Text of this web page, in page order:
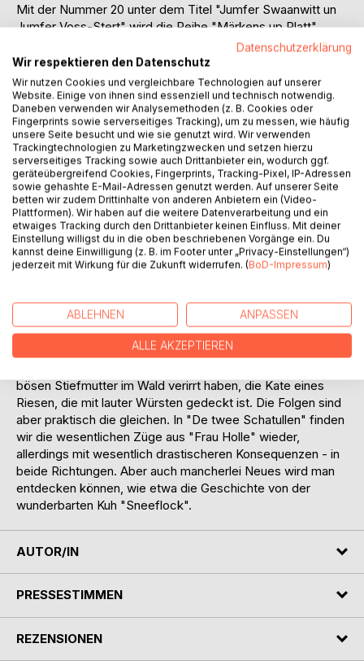
Mit der Nummer 20 unter dem Titel "Jumfer Swaanwitt un
Jumfer Voss-Stert" wird die Reihe "Märkens up Platt"
abgeschlossen, die damit insgesamt 444 Märchen
unterschiedlichster Provenienz umfasst. Dieser letzte Band
enthält ausschließlich schwedische Märchenstoffe, die
überwiegend aus der Sammlung von Gunnar Olof Hyltén-
Cavallius (1818-1889) und George Stephens (1813-1895)
und der Sammlung von Eva Wigström (1832-1901) stammen
und den schwedischen Originaltexten nacherzählt wurden.
Hyltén-Cavallius und der gebürtige Engländer Stephens
waren gewissermaßen die "Brüder Grimm Schwedens",
wobei der Schwede als Muttersprachler naturgemäß für
die Texte zuständig war, Stephens dagegen für
wissenschaftliche Anmerkungen und Kommentare.
Wigström, gebürtig aus Schonen, sammelte in ihrer Heimat.
Wer sich in Märchen ein wenig auskennt, wird mancherlei
vielfältigen und interessanten neuen Kombinationen. In "De
Prinzessin in'e Kaat" erkennen wir unschwer die
Geschichte vom König Drosselbart wieder. Geraten Hänsel
und Gretel an das Pfefferkuchenhaus einer Hexe, so finden
bösen Stiefmutter im Wald verirrt haben, die Kate eines
Riesen, die mit lauter Würsten gedeckt ist. Die Folgen sind
aber praktisch die gleichen. In "De twee Schatullen" finden
wir die wesentlichen Züge aus "Frau Holle" wieder,
allerdings mit wesentlich drastischeren Konsequenzen - in
beide Richtungen. Aber auch mancherlei Neues wird man
entdecken können, wie etwa die Geschichte von der
wunderbarten Kuh "Sneeflock".
AUTOR/IN
PRESSESTIMMEN
REZENSIONEN
Datenschutzerklärung
Wir respektieren den Datenschutz
Wir nutzen Cookies und vergleichbare Technologien auf unserer
Website. Einige von ihnen sind essenziell und technisch notwendig.
Daneben verwenden wir Analysemethoden (z. B. Cookies oder
Fingerprints sowie serverseitiges Tracking), um zu messen, wie häufig
unsere Seite besucht und wie sie genutzt wird. Wir verwenden
Trackingtechnologien zu Marketingzwecken und setzen hierzu
serverseitiges Tracking sowie auch Drittanbieter ein, wodurch ggf.
geräteübergreifend Cookies, Fingerprints, Tracking-Pixel, IP-Adressen
sowie gehashte E-Mail-Adressen genutzt werden. Auf unserer Seite
betten wir zudem Drittinhalte von anderen Anbietern ein (Video-
Plattformen). Wir haben auf die weitere Datenverarbeitung und ein
etwaiges Tracking durch den Drittanbieter keinen Einfluss. Mit deiner
Einstellung willigst du in die oben beschriebenen Vorgänge ein. Du
kannst deine Einwilligung (z. B. im Footer unter „Privacy-Einstellungen“)
jederzeit mit Wirkung für die Zukunft widerrufen. (BoD-Impressum)
ABLEHNEN ANPASSEN
ALLE AKZEPTIEREN